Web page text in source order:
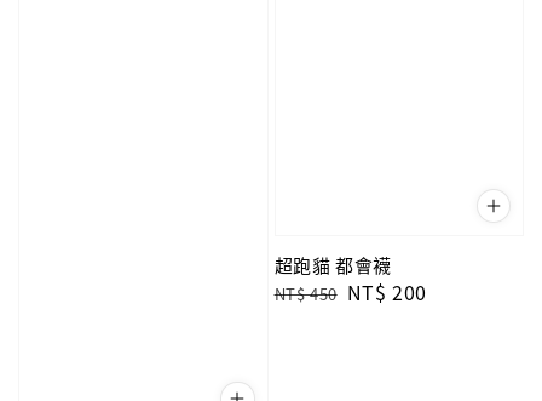
超跑貓 都會襪
Regular
NT$ 450 Sale
NT$ 200